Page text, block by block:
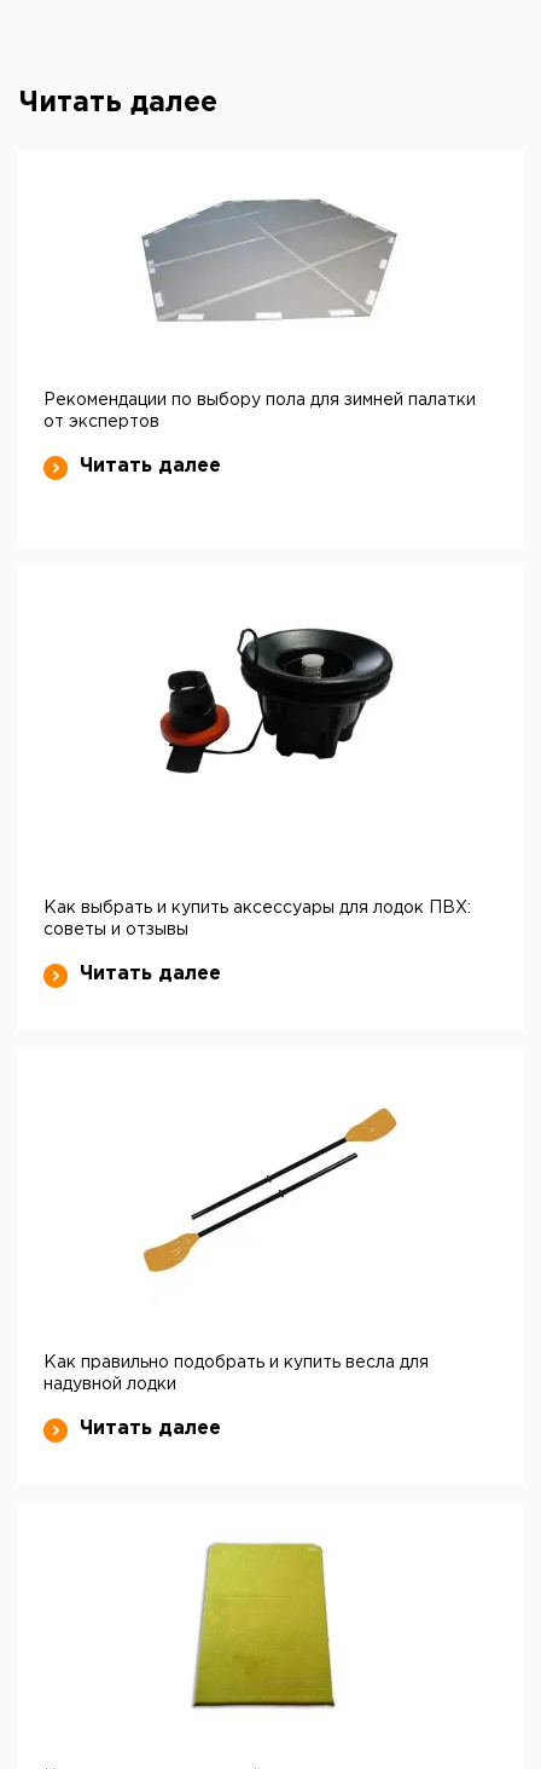
Читать далее
Рекомендации по выбору пола для зимней палатки
от экспертов
Читать далее
Как выбрать и купить аксессуары для лодок ПВХ:
советы и отзывы
Читать далее
Как правильно подобрать и купить весла для
надувной лодки
Читать далее